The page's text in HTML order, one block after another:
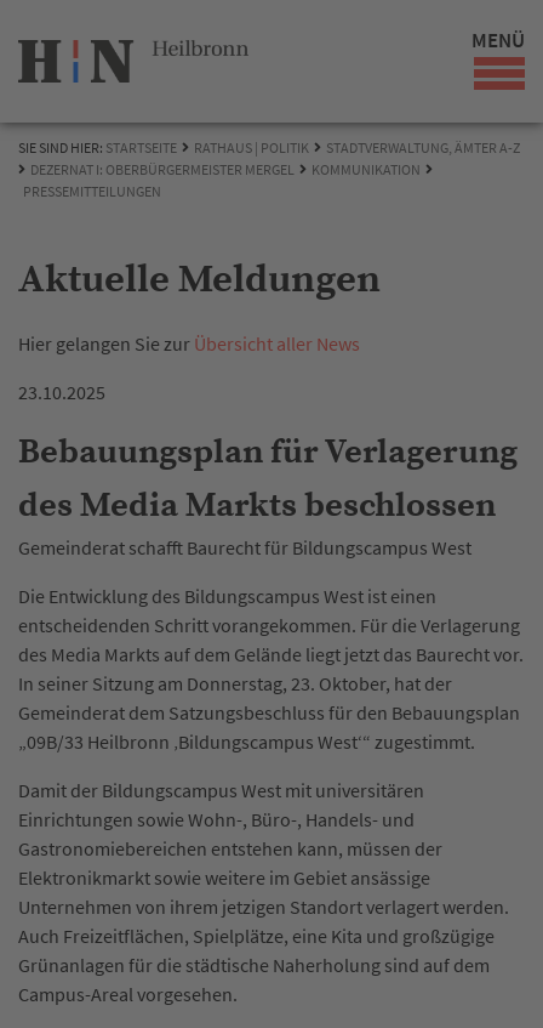
MENÜ
SIE SIND HIER: STARTSEITE RATHAUS | POLITIK
STADTVERWALTUNG, ÄMTER A-Z
DEZERNAT I: OBERBÜRGERMEISTER MERGEL
KOMMUNIKATION
PRESSEMITTEILUNGEN
Aktuelle Meldungen
Hier gelangen Sie zur Übersicht aller News
23.10.2025
Bebauungsplan für Verlagerung
des Media Markts beschlossen
Gemeinderat schafft Baurecht für Bildungscampus West
Die Entwicklung des Bildungscampus West ist einen
entscheidenden Schritt vorangekommen. Für die Verlagerung
des Media Markts auf dem Gelände liegt jetzt das Baurecht vor.
In seiner Sitzung am Donnerstag, 23. Oktober, hat der
Gemeinderat dem Satzungsbeschluss für den Bebauungsplan
„09B/33 Heilbronn ‚Bildungscampus West‘“ zugestimmt.
Damit der Bildungscampus West mit universitären
Einrichtungen sowie Wohn-, Büro-, Handels- und
Gastronomiebereichen entstehen kann, müssen der
Elektronikmarkt sowie weitere im Gebiet ansässige
Unternehmen von ihrem jetzigen Standort verlagert werden.
Auch Freizeitflächen, Spielplätze, eine Kita und großzügige
Grünanlagen für die städtische Naherholung sind auf dem
Campus-Areal vorgesehen.